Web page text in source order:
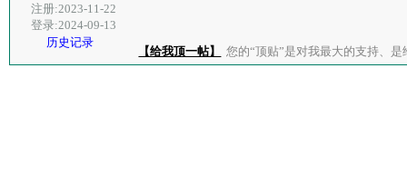
注册:2023-11-22
登录:2024-09-13
历史记录
【给我顶一帖】 您的“顶贴”是对我最大的支持、